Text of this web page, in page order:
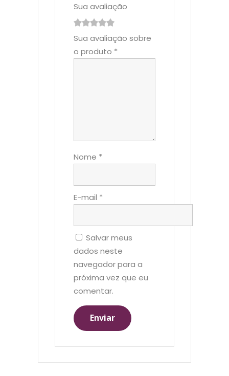
Sua avaliação
Sua avaliação sobre
o produto *
Nome *
E-mail *
Salvar meus
dados neste
navegador para a
próxima vez que eu
comentar.